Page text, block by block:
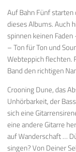
Auf Bahn Fünf
dieses Albums. Auch
spinnen keinen
– Ton für Ton und
Webteppich flechten.
Band den richtigen
Crooning Dune, das
Unhörbarkeit, der
sich eine
eine andere Gitarre
auf Wanderschaft …
singen? Von Deiner